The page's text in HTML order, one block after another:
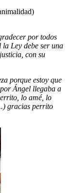
por todos
Ley debe ser una
con su
porque estoy que
Ángel llegaba a
lo amé, lo
gracias perrito